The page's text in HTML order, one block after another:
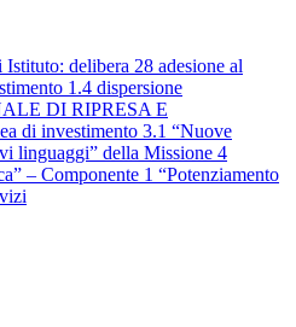
delibera 28 adesione al
1.4 dispersione
DI RIPRESA E
di investimento 3.1 “Nuove
linguaggi” della Missione 4
– Componente 1 “Potenziamento